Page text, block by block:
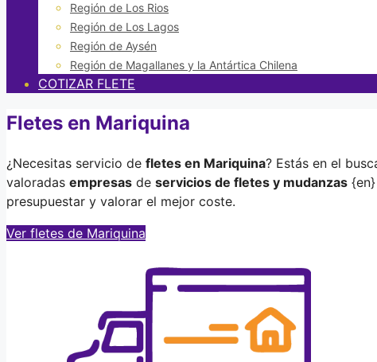
Región de Los Rios
Región de Los Lagos
Región de Aysén
Región de Magallanes y la Antártica Chilena
COTIZAR FLETE
Fletes en Mariquina
¿Necesitas servicio de fletes en Mariquina? Estás en el
valoradas empresas de servicios de fletes y mudanzas
presupuestar y valorar el mejor coste.
Ver fletes de Mariquina